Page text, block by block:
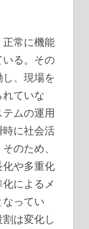
常に機能
る。その
、現場を
ていな
ムの運用
に社会活
のため、
や多重化
によるメ
ってい
は変化し